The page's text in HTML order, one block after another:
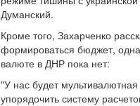
Думанский.
Кроме того, Захарченко
формироваться бюджет,
валюте в ДНР пока нет:
"У нас будет
упорядочить систему